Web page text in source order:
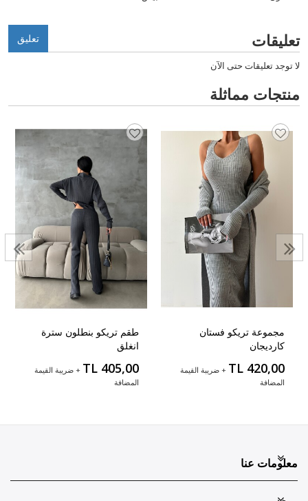
تعليقات تعليق
لا توجد تعليقات حتى الآن
منتجات مماثلة
مجموعة تريكو فستان
كارديجان
TL 420,00 + ضريبة القيمة
المضافة
طقم تريكو بنطلون سترة
انغلق
TL 405,00 + ضريبة القيمة
المضافة
معلومات عنا